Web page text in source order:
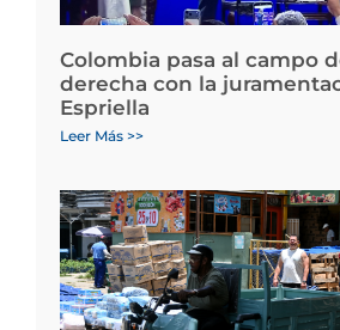
Colombia pasa al campo
derecha con la
Espriella
Leer Más >>